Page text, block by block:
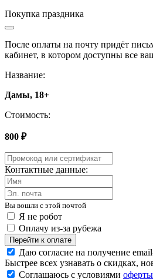
Покупка праздника
После оплаты на почту придёт
кабинет, в котором доступны все
Название:
Дамы, 18+
Стоимость:
800 ₽
Контактные данные:
Вы вошли с этой почтой
Я не робот
Оплачу из-за рубежа
Перейти к оплате
Даю согласие на получение
Быстрее всех узнавать о скидках,
Соглашаюсь с условиями оферты